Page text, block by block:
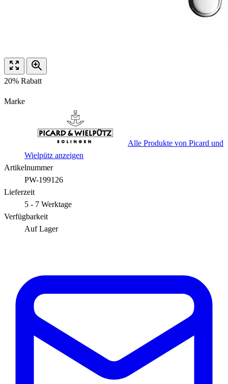
20% Rabatt
Marke
Alle Produkte von Picard und
Wielpütz anzeigen
Artikelnummer
PW-199126
Lieferzeit
5 - 7 Werktage
Verfügbarkeit
Auf Lager